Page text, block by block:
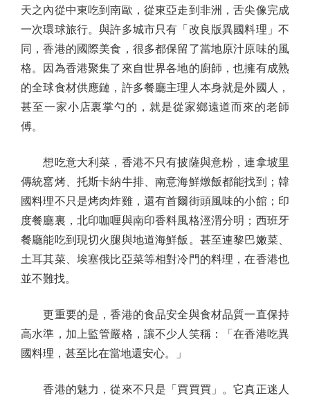
天之內從中東吃到南歐，從東亞走到非洲，舌尖像完成
一次環球旅行。與許多城市只有「改良版異國料理」不
同，香港的國際美食，很多都保留了當地原汁原味的風
格。因為香港聚集了來自世界各地的廚師，也擁有成熟
的全球食材供應鏈，許多餐廳主理人本身就是外國人，
甚至一家小店裏掌勺的，就是從家鄉遠道而來的老師
傅。
想吃意大利菜，香港不只有披薩與意粉，連拿坡里
傳統窰烤、托斯卡納牛排、南意海鮮燉飯都能找到；韓
國料理不只是烤肉炸雞，還有首爾街頭風味的小館；印
度餐廳裏，北印咖喱與南印香料風格涇渭分明；西班牙
餐廳能吃到現切火腿與地道海鮮飯。甚至連黎巴嫩菜、
土耳其菜、埃塞俄比亞菜等相對冷門的料理，在香港也
並不難找。
更重要的是，香港的食品安全與食材品質一直保持
高水準，加上監管嚴格，讓不少人笑稱：「在香港吃異
國料理，甚至比在當地還安心。」
香港的魅力，從來不只是「買買買」。它真正迷人